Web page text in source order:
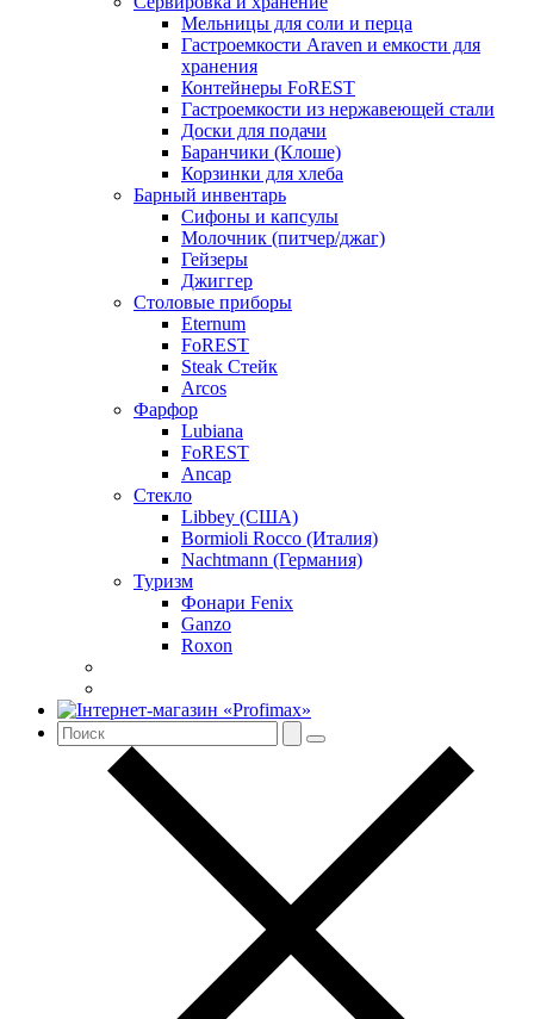
Мельницы для соли и перца
Гастроемкости Araven и емкости для
хранения
Контейнеры FoREST
Гастроемкости из нержавеющей стали
Доски для подачи
Баранчики (Клоше)
Корзинки для хлеба
Барный инвентарь
Сифоны и капсулы
Молочник (питчер/джаг)
Гейзеры
Джиггер
Столовые приборы
Eternum
FoREST
Steak Стейк
Arcos
Фарфор
Lubiana
FoREST
Ancap
Стекло
Libbey (США)
Bormioli Rocco (Италия)
Nachtmann (Германия)
Туризм
Фонари Fenix
Ganzo
Roxon